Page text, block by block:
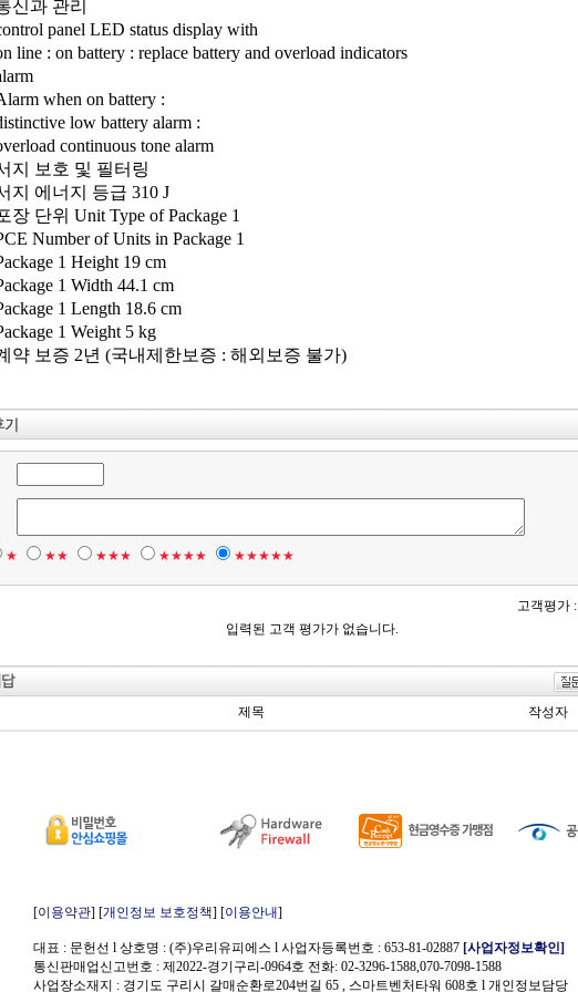
신과 관리
panel LED status display with
line : on battery : replace battery and overload indicators
when on battery :
low battery alarm :
continuous tone alarm
지 보호 및 필터링
지 에너지 등급 310 J
장 단위 Unit Type of Package 1
Number of Units in Package 1
1 Height 19 cm
1 Width 44.1 cm
1 Length 18.6 cm
1 Weight 5 kg
약 보증 2년 (국내제한보증 : 해외보증 불가)
★ ★★ ★★★ ★★★★ ★★★★★
고객평가 :
입력된 고객 평가가 없습니다.
제목 작성자
[이용약관] [개인정보 보호정책] [이용안내]
대표 : 문헌선 l 상호명 : (주)우리유피에스 l 사업자등록번호 : 653-81-02887 [사업자정보확인]
통신판매업신고번호 : 제2022-경기구리-0964호 전화: 02-3296-1588,070-7098-1588
사업장소재지 : 경기도 구리시 갈매순환로204번길 65 , 스마트벤처타워 608호 l 개인정보담당